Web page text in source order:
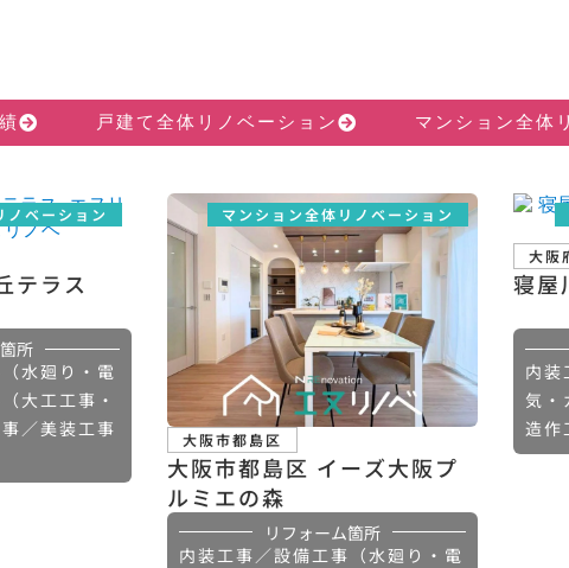
戸建て全体リノベーション マンション全体
ノベーション
テラス
所
水廻り・電
大工工事・
／美装工事
マンション全体リノベーション
大阪市都島区
大阪市都島区 イーズ大阪プ
ルミエの森
リフォーム箇所
内装工事／設備工事（水廻り・電
大阪
寝屋
内装
気・
造作